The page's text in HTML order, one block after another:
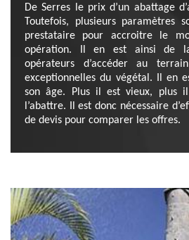
De Serres le prix d’un abattage
Toutefois, plusieurs paramètres
prestataire pour accroitre le
opération. Il en est ainsi de
opérateurs d’accéder au
exceptionnelles du végétal. Il en
son âge. Plus il est vieux, plus
l’abattre. Il est donc nécessaire
de devis pour comparer les offres.